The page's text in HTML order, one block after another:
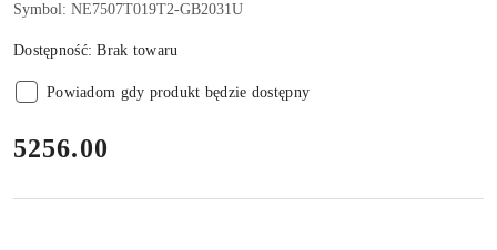
Symbol: NE7507T019T2-GB2031U
Dostępność:Brak towaru
Powiadom gdy produkt będzie dostępny
cena:
5256.00